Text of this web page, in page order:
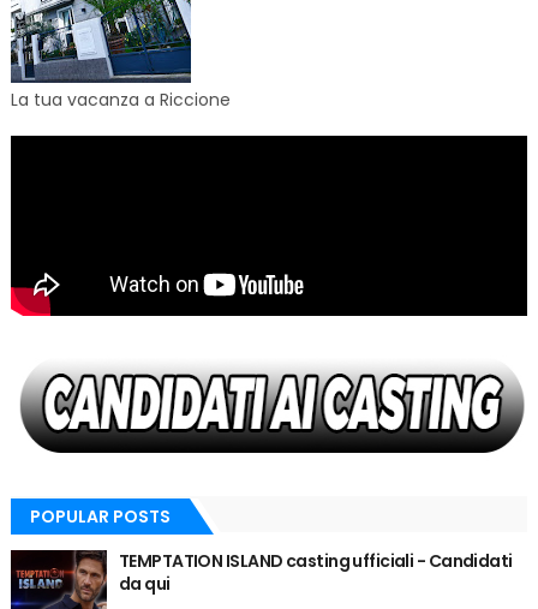
La tua vacanza a Riccione
POPULAR POSTS
TEMPTATION ISLAND casting ufficiali - Candidati
da qui